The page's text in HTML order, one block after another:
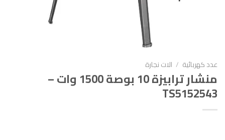
عدد كهربائية / الات نجارة
منشار ترابيزة 10 بوصة 1500 وات –
TS5152543